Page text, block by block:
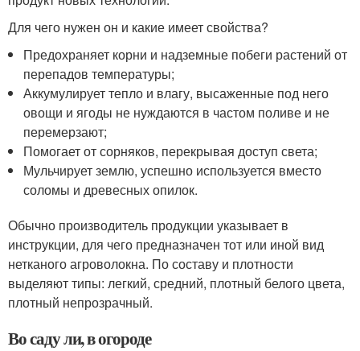
Для чего нужен он и какие имеет свойства?
Предохраняет корни и надземные побеги растений от
перепадов температуры;
Аккумулирует тепло и влагу, высаженные под него
овощи и ягоды не нуждаются в частом поливе и не
перемерзают;
Помогает от сорняков, перекрывая доступ света;
Мульчирует землю, успешно используется вместо
соломы и древесных опилок.
Обычно производитель продукции указывает в
инструкции, для чего предназначен тот или иной вид
нетканого агроволокна. По составу и плотности
выделяют типы: легкий, средний, плотный белого цвета,
плотный непрозрачный.
Во саду ли, в огороде